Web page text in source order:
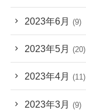
2023年6月 (9)
2023年5月 (20)
2023年4月 (11)
2023年3月 (9)